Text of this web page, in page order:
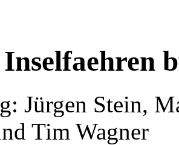
Jürgen Stein,
Tim Wagner